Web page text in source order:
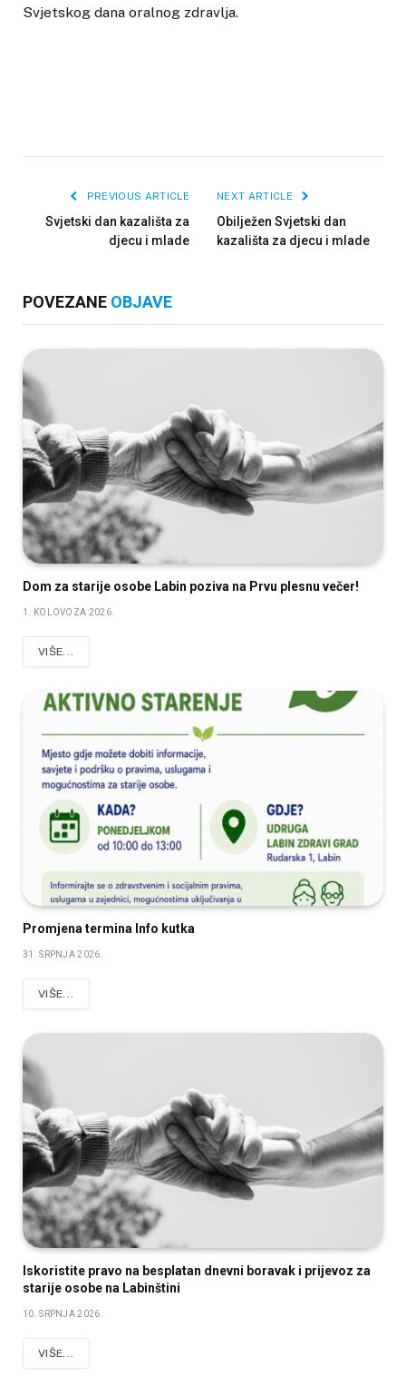
Svjetskog dana oralnog zdravlja.
PREVIOUS ARTICLE
Svjetski dan kazališta za
djecu i mlade
NEXT ARTICLE
Obilježen Svjetski dan
kazališta za djecu i mlade
POVEZANE OBJAVE
Dom za starije osobe Labin poziva na Prvu plesnu večer!
1. KOLOVOZA 2026.
VIŠE...
Promjena termina Info kutka
31. SRPNJA 2026.
VIŠE...
Iskoristite pravo na besplatan dnevni boravak i prijevoz za
starije osobe na Labinštini
10. SRPNJA 2026.
VIŠE...